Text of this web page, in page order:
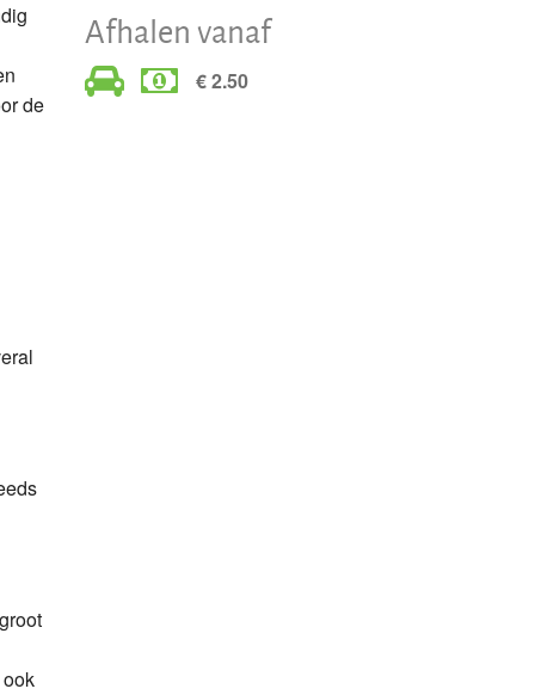
de
Afhalen vanaf
€ 2.50